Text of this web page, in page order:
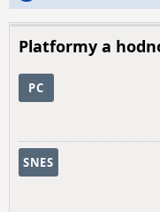
Platformy a
PC
SNES